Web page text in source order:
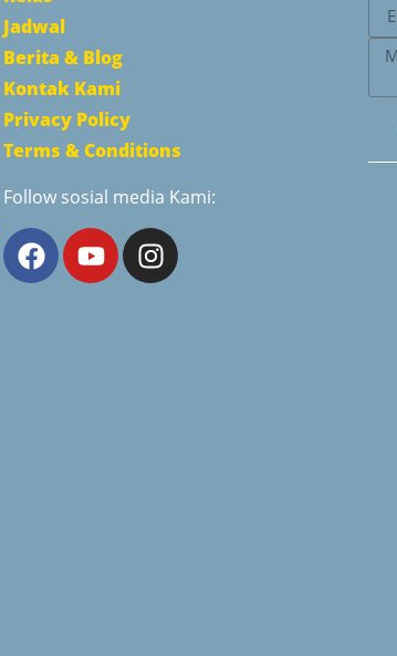
Jadwal
Berita & Blog
Kontak Kami
Privacy Policy
Terms & Conditions
Follow sosial media Kami: